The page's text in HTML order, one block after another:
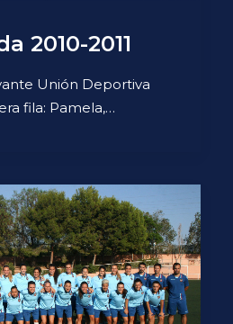
2010-2011
Unión Deportiva
fila: Pamela,…